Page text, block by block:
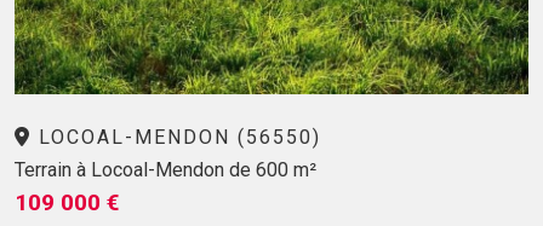
LOCOAL-MENDON (56550)
Terrain à Locoal-Mendon de 600 m²
109 000 €